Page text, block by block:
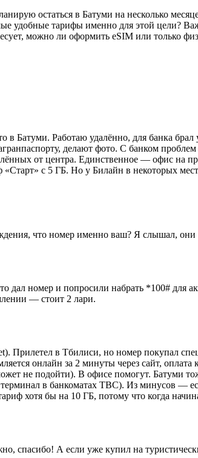
остаться в Батуми на несколько
удобные тарифы именно для этой цели?
можно ли оформить eSIM или только
в Батуми. Работаю удалённо, для банка
делают фото. С банком
от центра. Единственное — офис на
«Старт» с 5 ГБ. Но у Билайн в некоторых
что номер именно ваш? Я слышал, они
дал номер и попросили набрать *100# для
— стоит 2 лари.
Прилетел в Тбилиси, но номер покупал
онлайн за 2 минуты через сайт,
не подойти). В офисе помогут. Батуми
в банкоматах TBC). Из минусов —
хотя бы на 10 ГБ, потому что когда
спасибо! А если уже купил на